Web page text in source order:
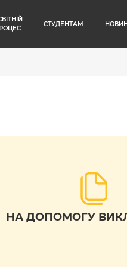
СТУДЕНТАМ
НА ДОПОМОГУ